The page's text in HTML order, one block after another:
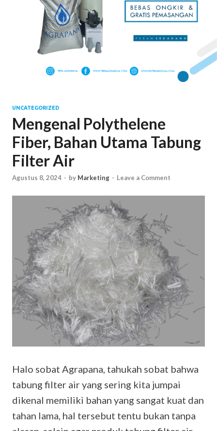
UNCATEGORIZED
Mengenal Polythelene
Fiber, Bahan Utama Tabung
Filter Air
Agustus 8, 2024 - by Marketing - Leave a Comment
Halo sobat Agrapana, tahukah sobat bahwa
tabung filter air yang sering kita jumpai
dikenal memiliki bahan yang sangat kuat dan
tahan lama, hal tersebut tentu bukan tanpa